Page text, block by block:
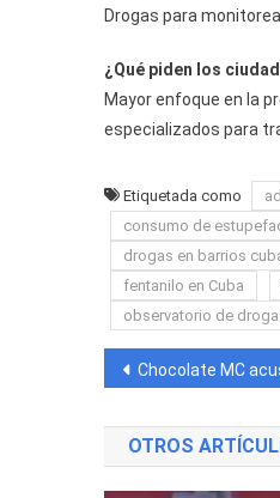
Drogas para
¿Qué piden los
Mayor enfoque en la
especializados para
Etiquetada como
consumo de
drogas en barrios
fentanilo en Cuba
observatorio de
de
entradas
Chocolate MC acusado de destrozos y robo en un apartamento prestado en Houston; le exigen $1,200 para
OTROS